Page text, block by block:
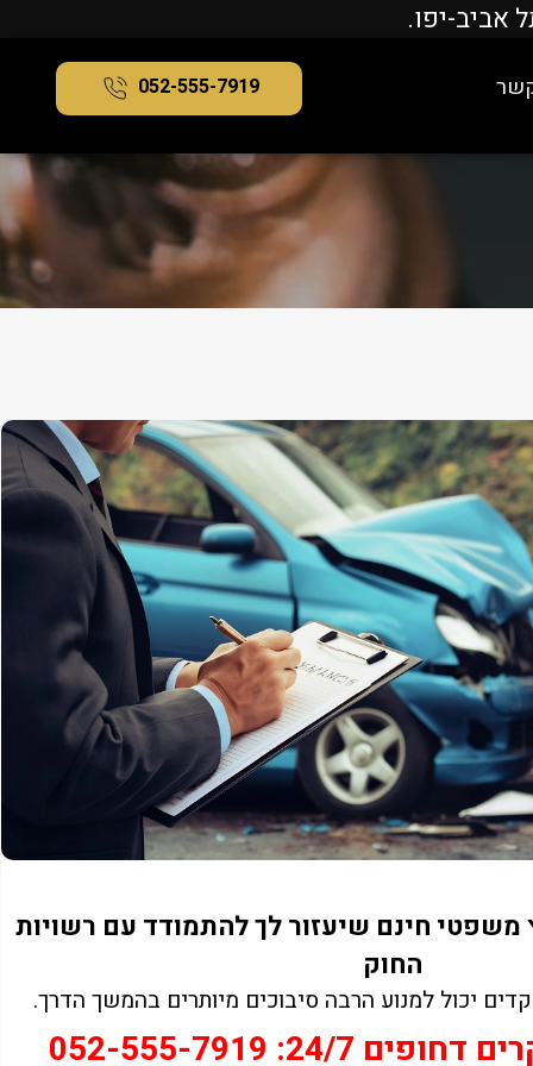
052-555-7919
משפטי חינם שיעזור לך להתמודד עם רשויות
החוק
יכול למנוע הרבה סיבוכים מיותרים בהמשך הדרך.
דחופים 24/7: 052-555-7919